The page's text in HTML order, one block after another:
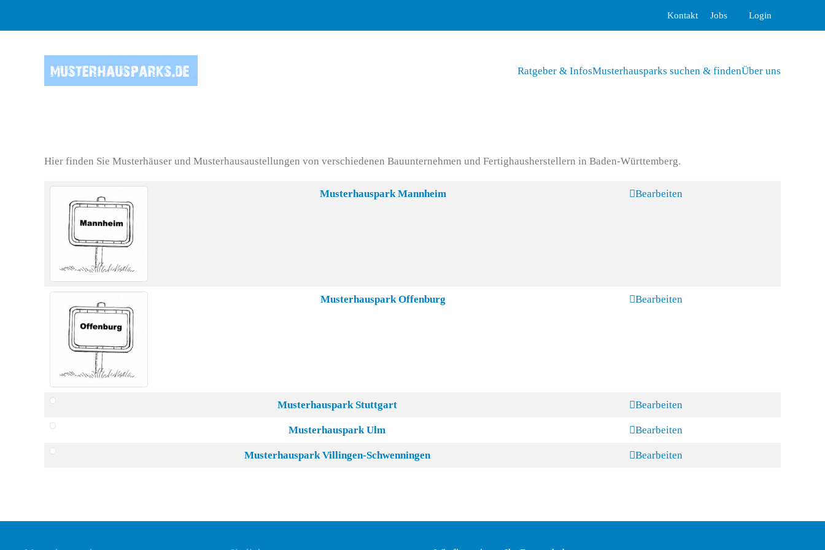
Kontakt Jobs Login
Ratgeber & InfosMusterhausparks suchen & findenÜber uns
Hier finden Sie Musterhäuser und Musterhausaustellungen von verschiedenen Bauunternehmen und Fertighausherstellern in Baden-Württemberg.
Kontakte, Musterhauspark Mannheim Bearbeiten
Musterhauspark Offenburg Bearbeiten
Musterhauspark Stuttgart Bearbeiten
Musterhauspark Ulm Bearbeiten
Musterhauspark Villingen-Schwenningen Bearbeiten